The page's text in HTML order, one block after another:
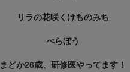
リラの花咲くけものみち
べらぼう
まどか26歳、研修医やってます！